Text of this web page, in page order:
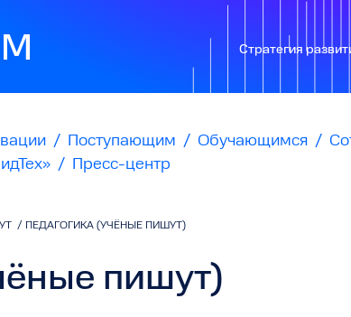
Стратегия
/ Поступающим / Обучающимся /
/ Пресс-центр
/ ПЕДАГОГИКА (УЧЁНЫЕ ПИШУТ)
пишут)